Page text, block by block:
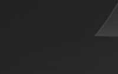
Armada,
etc.